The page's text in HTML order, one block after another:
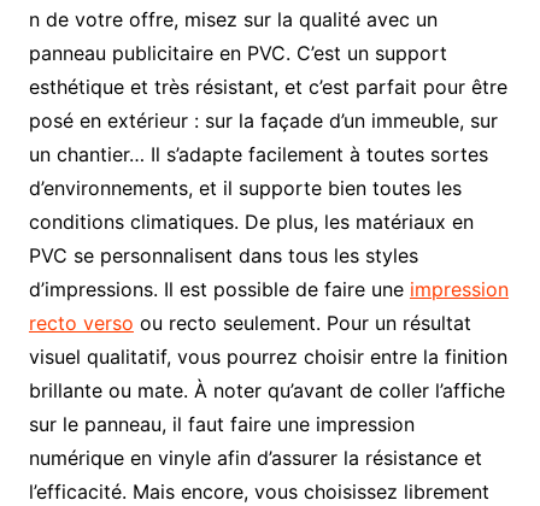
n de votre offre, misez sur la qualité avec un
panneau publicitaire en PVC. C’est un support
esthétique et très résistant, et c’est parfait pour être
posé en extérieur : sur la façade d’un immeuble, sur
un chantier… Il s’adapte facilement à toutes sortes
d’environnements, et il supporte bien toutes les
conditions climatiques. De plus, les matériaux en
PVC se personnalisent dans tous les styles
d’impressions. Il est possible de faire une impression
recto verso ou recto seulement. Pour un résultat
visuel qualitatif, vous pourrez choisir entre la finition
brillante ou mate. À noter qu’avant de coller l’affiche
sur le panneau, il faut faire une impression
numérique en vinyle afin d’assurer la résistance et
l’efficacité. Mais encore, vous choisissez librement